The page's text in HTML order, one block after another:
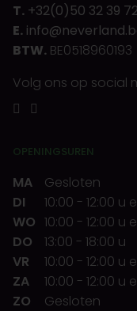
T. +32(0)50 32 39
E.
BTW. BE0518960193
Volg ons op social
OPENINGSUREN
MA
Gesloten
DI
10:00 - 12:00 u
WO 10:00 - 12:00 u
DO
13:00 - 18:00 u
VR
10:00 - 12:00 u
ZA
10:00 - 12:00 u
ZO
Gesloten